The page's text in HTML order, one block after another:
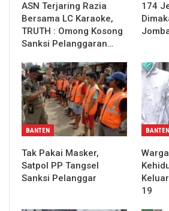
ASN Terjaring Razia
Bersama LC Karaoke,
TRUTH : Omong Kosong
Sanksi Pelanggaran…
174
BANTEN
Tak Pakai Masker,
Satpol PP Tangsel
Sanksi Pelanggar
BANTEN
19